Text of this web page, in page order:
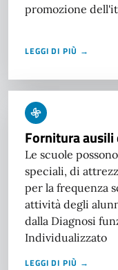
promozione
LEGGI DI PIÙ →
Fornitura ausili
Le scuole
speciali, di
per la frequenza
attività degli
dalla Diagnosi
Individualizzato
LEGGI DI PIÙ →